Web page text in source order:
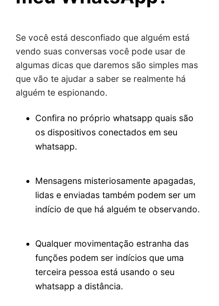
Se você está desconfiado que alguém está
vendo suas conversas você pode usar de
algumas dicas que daremos são simples mas
que vão te ajudar a saber se realmente há
alguém te espionando.
Confira no próprio whatsapp quais são
os dispositivos conectados em seu
whatsapp.
Mensagens misteriosamente apagadas,
lidas e enviadas também podem ser um
indício de que há alguém te observando.
Qualquer movimentação estranha das
funções podem ser indícios que uma
terceira pessoa está usando o seu
whatsapp a distância.